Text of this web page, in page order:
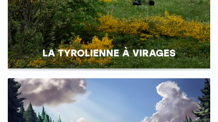
LA TYROLIENNE À VIRAGES